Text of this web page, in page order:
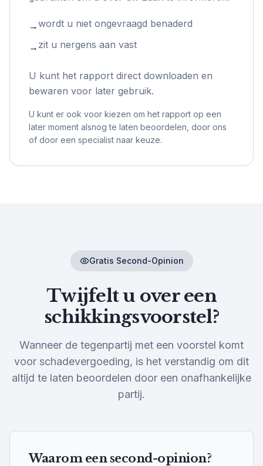
→wordt u niet ongevraagd benaderd
→ zit u nergens aan vast
U kunt het rapport direct downloaden en
bewaren voor later gebruik.
U kunt er ook voor kiezen om het rapport op een
later moment alsnog te laten beoordelen, door ons
of door een specialist naar keuze.
Gratis Second-Opinion
Twijfelt u over een
schikkingsvoorstel?
Wanneer de tegenpartij met een voorstel komt
voor schadevergoeding, is het verstandig om dit
altijd te laten beoordelen door een onafhankelijke
partij.
Waarom een second-opinion?